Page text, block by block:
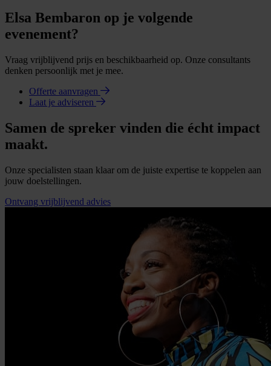
Elsa Bembaron op je volgende
evenement?
Vraag vrijblijvend prijs en beschikbaarheid op. Onze consultants
denken persoonlijk met je mee.
Offerte aanvragen
Laat je adviseren
Samen de spreker vinden die écht impact
maakt.
Onze specialisten staan klaar om de juiste expertise te koppelen aan
jouw doelstellingen.
Ontvang vrijblijvend advies